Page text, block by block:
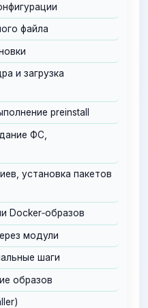
файла
и загрузка
preinstall
ФС,
установка пакетов
Docker‑образов
модули
шаги
образов